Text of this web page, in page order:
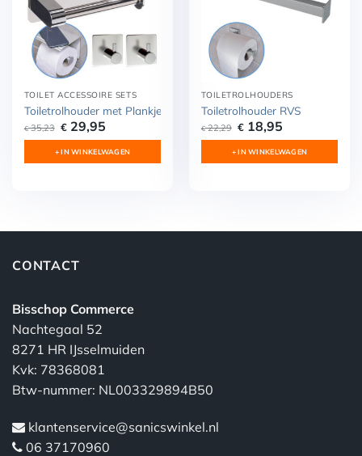
TOILET ACCESSOIRE SETS
Toiletrolhouder met Plankje Zelfklevend + 2 haakjes RVS
€35,23 Oorspronkelijke
prijs
€ 35,23.
€ 29,95
€ 29,95.
+ IN WINKELWAGEN
TOILETROLHOUDERS
Toiletrolhouder RVS
€22,29 Oorspronkelijke
prijs
€ 22,29.
€ 18,95
€ 18,95.
+ IN WINKELWAGEN
CONTACT
Bisschop Commerce
Nachtegaal 52
8271 HR IJsselmuiden
Kvk: 78368081
Btw-nummer: NL003329894B50
klantenservice@sanicswinkel.nl
06 37170960